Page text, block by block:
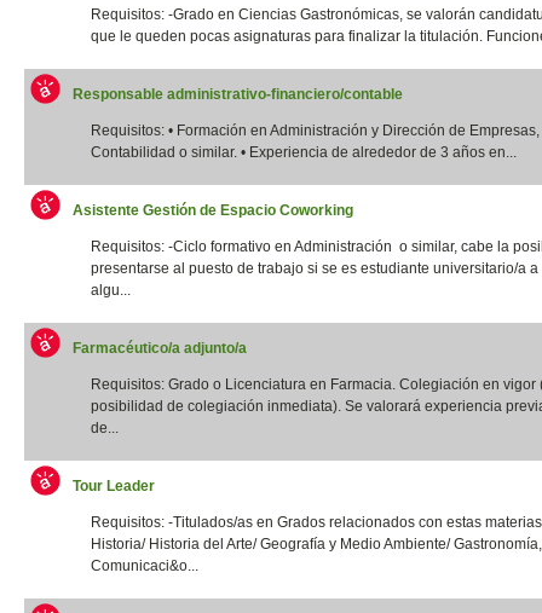
Requisitos: -Grado en Ciencias Gastronómicas, se valorán
que le queden pocas asignaturas para finalizar la titulación.
Responsable administrativo-financiero/contable
Requisitos: • Formación en Administración y Dirección de
Contabilidad o similar. • Experiencia de alrededor de 3 años en...
Asistente Gestión de Espacio Coworking
Requisitos: -Ciclo formativo en Administración o similar, cabe la
presentarse al puesto de trabajo si se es estudiante universitario/a a
algu...
Farmacéutico/a adjunto/a
Requisitos: Grado o Licenciatura en Farmacia. Colegiación en vigor
posibilidad de colegiación inmediata). Se valorará experiencia
de...
Tour Leader
Requisitos: -Titulados/as en Grados relacionados con estas
Historia/ Historia del Arte/ Geografía y Medio Ambiente/ Gastronomía,
Comunicaci&o...